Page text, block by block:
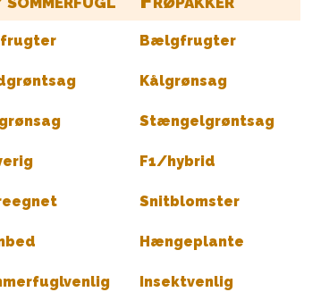
Bælgfrugter
Kålgrønsag
Stængelgrøntsag
F1/hybrid
Snitblomster
Hængeplante
Insektvenlig